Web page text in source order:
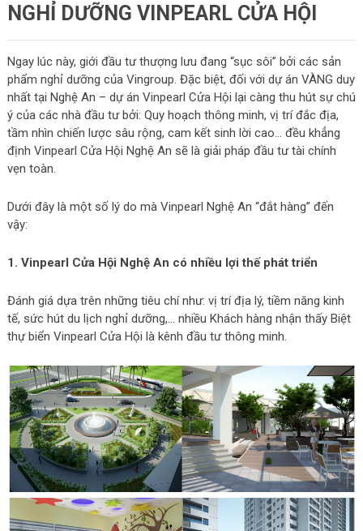
NGHỈ DƯỠNG VINPEARL CỬA HỘI
Ngay lúc này, giới đầu tư thượng lưu đang “sục sôi” bởi các sản
phẩm nghỉ dưỡng của Vingroup. Đặc biệt, đối với dự án VÀNG duy
nhất tại Nghệ An – dự án Vinpearl Cửa Hội lại càng thu hút sự chú
ý của các nhà đầu tư bởi: Quy hoạch thông minh, vị trí đắc địa,
tầm nhìn chiến lược sâu rộng, cam kết sinh lời cao… đều khẳng
định Vinpearl Cửa Hội Nghệ An sẽ là giải pháp đầu tư tài chính
vẹn toàn.
Dưới đây là một số lý do mà Vinpearl Nghệ An “đắt hàng” đến
vậy:
1. Vinpearl Cửa Hội Nghệ An có nhiều lợi thế phát triển
Đánh giá dựa trên những tiêu chí như: vị trí địa lý, tiềm năng kinh
tế, sức hút du lịch nghỉ dưỡng,… nhiều Khách hàng nhận thấy Biệt
thự biển Vinpearl Cửa Hội là kênh đầu tư thông minh.